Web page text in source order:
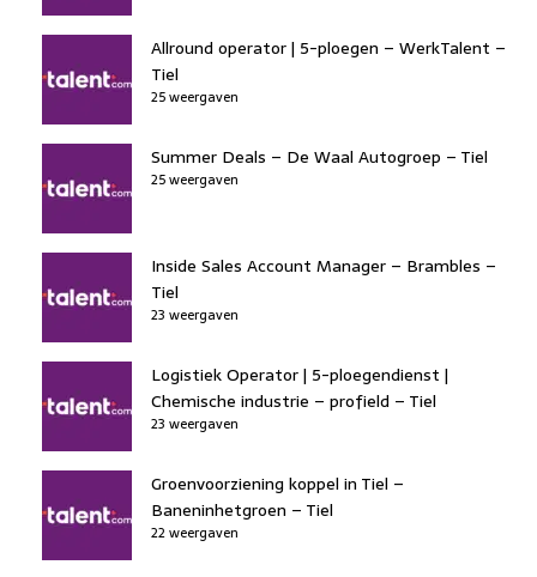
Allround operator | 5-ploegen – WerkTalent –
Tiel
25 weergaven
Summer Deals – De Waal Autogroep – Tiel
25 weergaven
Inside Sales Account Manager – Brambles –
Tiel
23 weergaven
Logistiek Operator | 5-ploegendienst |
Chemische industrie – profield – Tiel
23 weergaven
Groenvoorziening koppel in Tiel –
Baneninhetgroen – Tiel
22 weergaven